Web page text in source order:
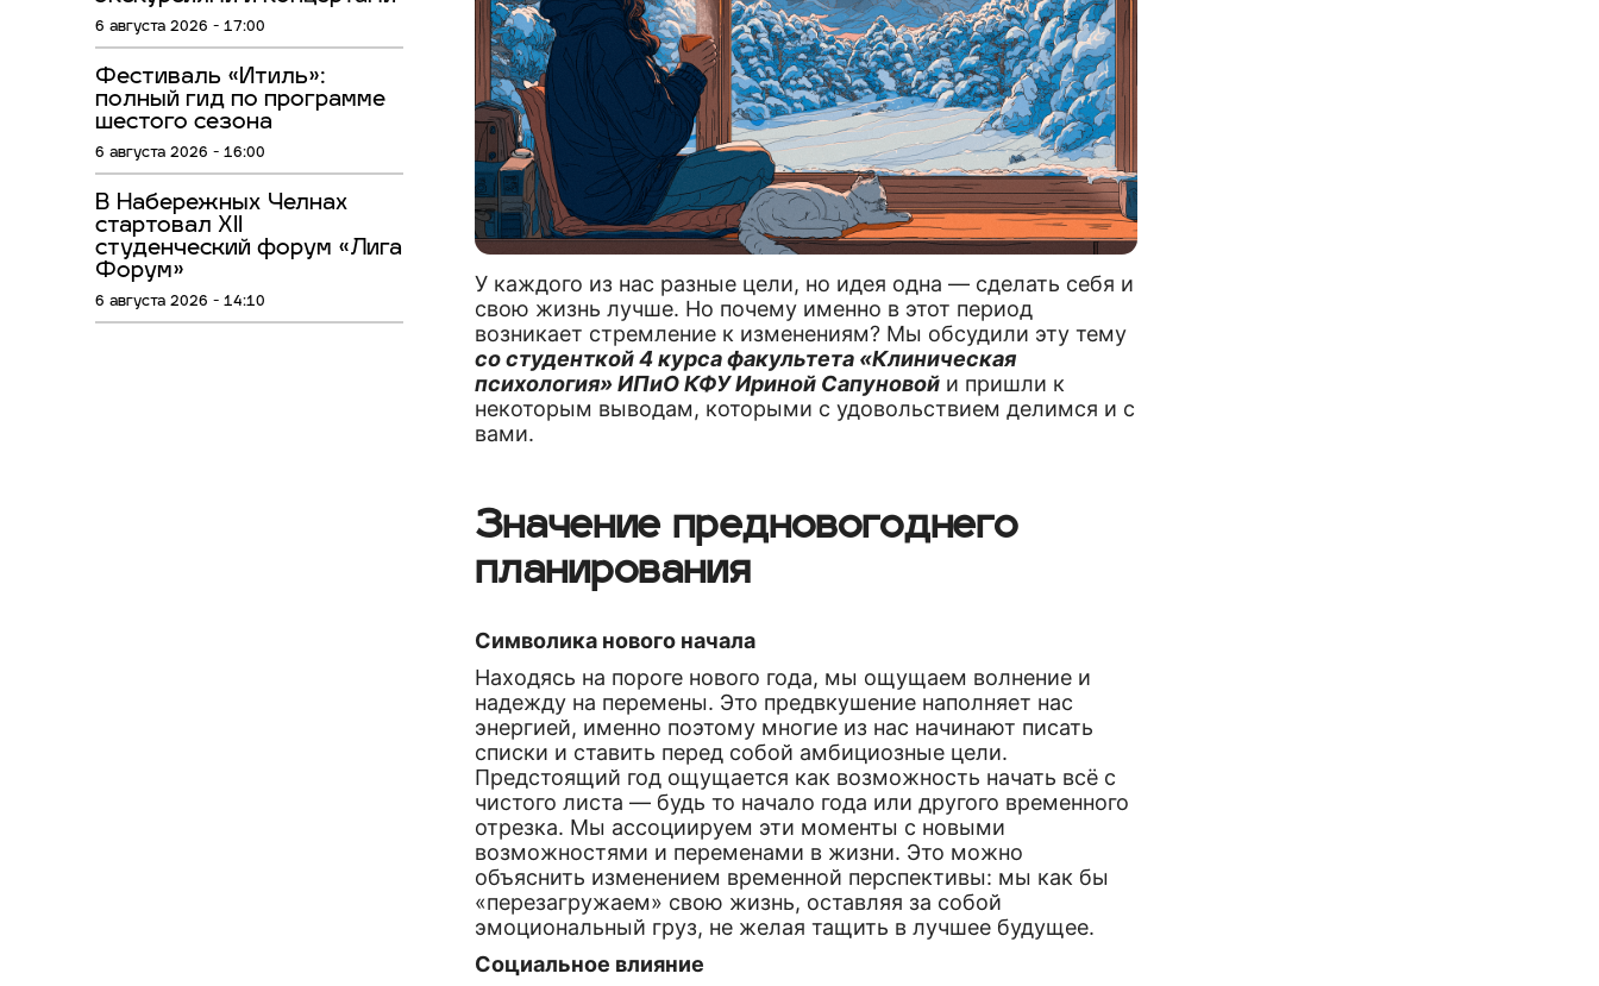
6 августа 2026 - 17:00
Фестиваль «Итиль»:
полный гид по программе
шестого сезона
6 августа 2026 - 16:00
В Набережных Челнах
стартовал XII
студенческий форум «Лига
Форум»
6 августа 2026 - 14:10
У каждого из нас разные цели, но идея одна — сделать себя и
свою жизнь лучше. Но почему именно в этот период
возникает стремление к изменениям? Мы обсудили эту тему
со студенткой 4 курса факультета «Клиническая
психология» ИПиО КФУ Ириной Сапуновой и пришли к
некоторым выводам, которыми с удовольствием делимся и с
вами.
Значение предновогоднего
планирования
Символика нового начала
Находясь на пороге нового года, мы ощущаем волнение и
надежду на перемены. Это предвкушение наполняет нас
энергией, именно поэтому многие из нас начинают писать
списки и ставить перед собой амбициозные цели.
Предстоящий год ощущается как возможность начать всё с
чистого листа — будь то начало года или другого временного
отрезка. Мы ассоциируем эти моменты с новыми
возможностями и переменами в жизни. Это можно
объяснить изменением временной перспективы: мы как бы
«перезагружаем» свою жизнь, оставляя за собой
эмоциональный груз, не желая тащить в лучшее будущее.
Социальное влияние